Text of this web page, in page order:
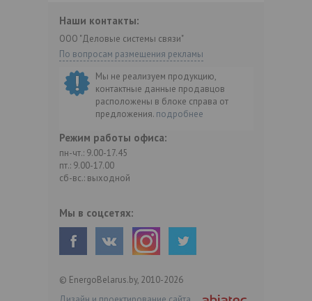
Наши контакты:
ООО "Деловые системы связи"
По вопросам размещения рекламы
Мы не реализуем продукцию,
контактные данные продавцов
расположены в блоке справа от
предложения. подробнее
Режим работы офиса:
пн-чт.: 9.00-17.45
пт.: 9.00-17.00
сб-вс.: выходной
Мы в соцсетях:
© EnergoBelarus.by, 2010-2026